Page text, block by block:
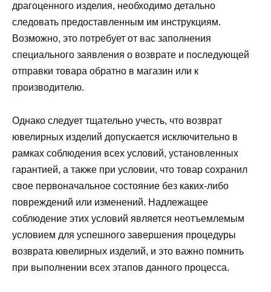
драгоценного изделия, необходимо детально
следовать предоставленным им инструкциям.
Возможно, это потребует от вас заполнения
специального заявления о возврате и последующей
отправки товара обратно в магазин или к
производителю.
Однако следует тщательно учесть, что возврат
ювелирных изделий допускается исключительно в
рамках соблюдения всех условий, установленных
гарантией, а также при условии, что товар сохранил
свое первоначальное состояние без каких-либо
повреждений или изменений. Надлежащее
соблюдение этих условий является неотъемлемым
условием для успешного завершения процедуры
возврата ювелирных изделий, и это важно помнить
при выполнении всех этапов данного процесса.